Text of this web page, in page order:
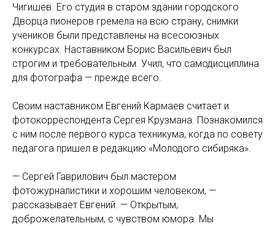
Чигишев. Его студия в старом здании городского
Дворца пионеров гремела на всю страну, снимки
учеников были представлены на всесоюзных
конкурсах. Наставником Борис Васильевич был
строгим и требовательным. Учил, что самодисциплина
для фотографа — прежде всего.
Своим наставником Евгений Кармаев считает и
фотокорреспондента Сергея Крузмана. Познакомился
с ним после первого курса техникума, когда по совету
педагога пришел в редакцию «Молодого сибиряка».
— Сергей Гаврилович был мастером
фотожурналистики и хорошим человеком, —
рассказывает Евгений. — Открытым,
доброжелательным, с чувством юмора. Мы